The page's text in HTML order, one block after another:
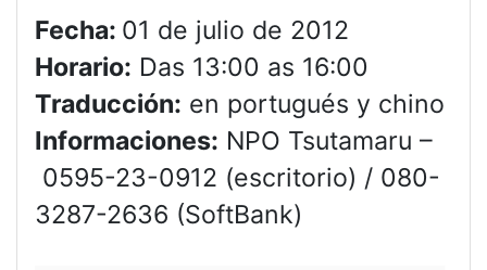
Fecha: 01 de julio de 2012
Horario: Das 13:00 as 16:00
Traducción: en portugués y chino
Informaciones: NPO Tsutamaru –
0595-23-0912 (escritorio) / 080-
3287-2636 (SoftBank)